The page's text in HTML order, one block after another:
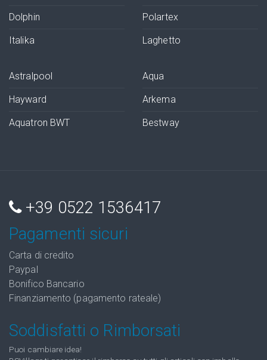
Dolphin
Italika
Polartex
Laghetto
Astralpool
Hayward
Aquatron BWT
Aqua
Arkema
Bestway
+39 0522 1536417
Pagamenti sicuri
Carta di credito
Paypal
Bonifico Bancario
Finanziamento (pagamento rateale)
Soddisfatti o Rimborsati
Puoi cambiare idea!